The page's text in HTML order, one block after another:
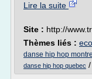
Lire la suite
Site : http://
Thèmes liés :
danse hip hop
danse hip hop quebec /